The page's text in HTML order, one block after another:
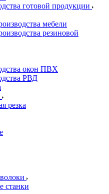
готовой продукции
мебели
резиновой
окон ПВХ
РВД
резка
станки